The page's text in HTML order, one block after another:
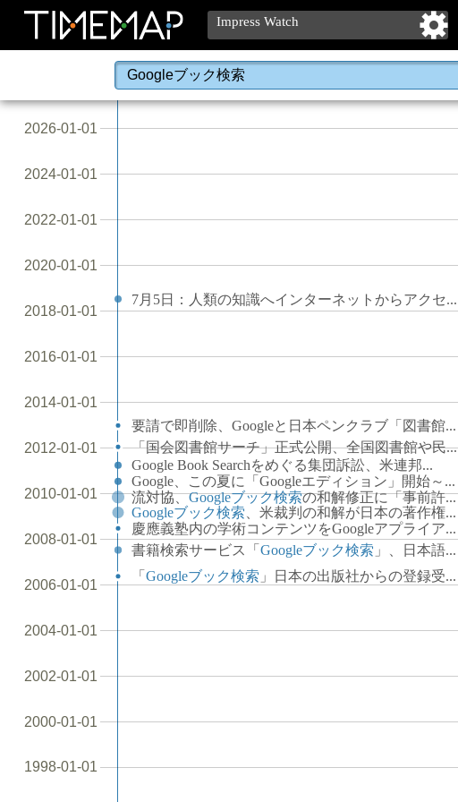
Impress Watch
1998-01-01
2000-01-01
2002-01-01
2004-01-01
2006-01-01
2008-01-01
2010-01-01
2012-01-01
2014-01-01
2016-01-01
2018-01-01
2020-01-01
2022-01-01
2024-01-01
2026-01-01
「 Googleブック検索 」日本の出版社からの登録受...
書籍検索サービス「 Googleブック検索 」、日本語...
Googleブック検索 、米裁判の和解が日本の著作権...
流対協、Googleブック検索の和解修正に「事前許...
慶應義塾内の学術コンテンツをGoogleアプライア...
Google、この夏に「Googleエディション」開始～...
Google Book Searchをめぐる集団訴訟、米連邦...
「国会図書館サーチ」正式公開、全国図書館や民...
要請で即削除、Googleと日本ペンクラブ「図書館...
7月5日：人類の知識へインターネットからアクセ...